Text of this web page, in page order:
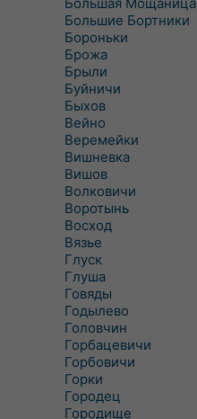
Большие Бортники
Бороньки
Брожа
Брыли
Буйничи
Быхов
Вейно
Веремейки
Вишневка
Вишов
Волковичи
Воротынь
Восход
Вязье
Глуск
Глуша
Говяды
Годылево
Головчин
Горбацевичи
Горбовичи
Горки
Городец
Городище